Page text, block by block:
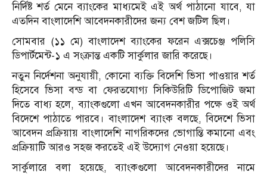
নির্দিষ্ট শর্ত মেনে ব্যাংকের মাধ্যমেই এই অর্থ পাঠানো যাবে, যা
এতদিন বাংলাদেশি আবেদনকারীদের জন্য বেশ জটিল ছিল।
সোমবার (১১ মে) বাংলাদেশ ব্যাংকের ফরেন এক্সচেঞ্জ পলিসি
ডিপার্টমেন্ট-১ এ সংক্রান্ত একটি সার্কুলার জারি করেছে।
নতুন নির্দেশনা অনুযায়ী, কোনো ব্যক্তি বিদেশি ভিসা পাওয়ার শর্ত
হিসেবে ভিসা বন্ড বা ফেরতযোগ্য সিকিউরিটি ডিপোজিট জমা
দিতে বাধ্য হলে, ব্যাংকগুলো এখন আবেদনকারীর পক্ষে ওই অর্থ
বিদেশে পাঠাতে পারবে। বাংলাদেশ ব্যাংক বলছে, বিদেশে ভিসা
আবেদন প্রক্রিয়ায় বাংলাদেশি নাগরিকদের ভোগান্তি কমানো এবং
প্রক্রিয়াটি আরও সহজ করতেই এই উদ্যোগ নেওয়া হয়েছে।
সার্কুলারে বলা হয়েছে, ব্যাংকগুলো আবেদনকারীদের নামে